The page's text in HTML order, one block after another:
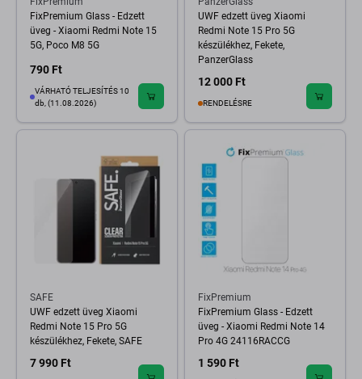
FixPremium Glass - Edzett
üveg - Xiaomi Redmi Note 15
5G, Poco M8 5G
790 Ft
VÁRHATÓ TELJESÍTÉS 10
db, (11.08.2026)
UWF edzett üveg Xiaomi
Redmi Note 15 Pro 5G
készülékhez, Fekete,
PanzerGlass
12 000 Ft
RENDELÉSRE
SAFE
UWF edzett üveg Xiaomi
Redmi Note 15 Pro 5G
készülékhez, Fekete, SAFE
7 990 Ft
FixPremium
FixPremium Glass - Edzett
üveg - Xiaomi Redmi Note 14
Pro 4G 24116RACCG
1 590 Ft